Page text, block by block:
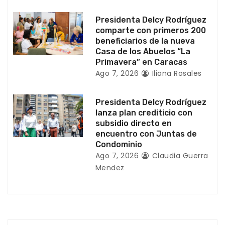
a
d
Presidenta Delcy Rodríguez
comparte con primeros 200
beneficiarios de la nueva
Casa de los Abuelos “La
Primavera” en Caracas
Ago 7, 2026 Iliana Rosales
Presidenta Delcy Rodríguez
lanza plan crediticio con
subsidio directo en
encuentro con Juntas de
Condominio
Ago 7, 2026
Claudia Guerra
Mendez